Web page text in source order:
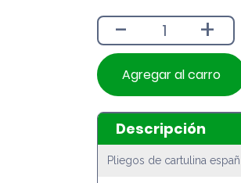
$1.990.
$1.790.
- +
Agregar al carro
Descripción
Pliegos de cartulina